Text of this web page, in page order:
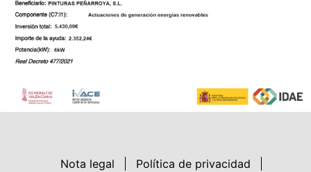
Nota legal Política de privacidad